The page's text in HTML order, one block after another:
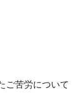
苦労について